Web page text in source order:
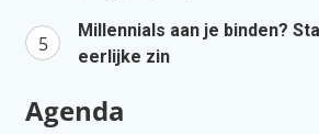
Millennials aan je binden?
eerlijke zin
Agenda